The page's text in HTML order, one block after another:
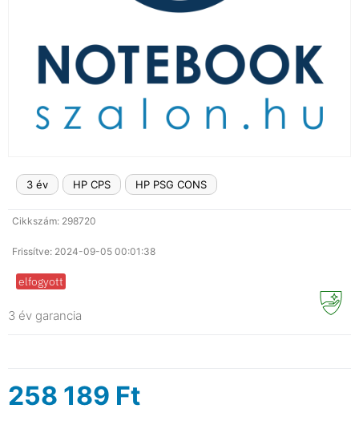
3 év HP CPS HP PSG CONS
Cikkszám: 298720
Frissítve: 2024-09-05 00:01:38
elfogyott
3 év garancia
258 189 Ft